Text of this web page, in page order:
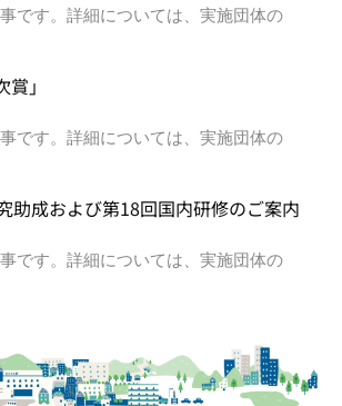
です。詳細については、実施団体の
」
です。詳細については、実施団体の
助成および第18回国内研修のご案内
です。詳細については、実施団体の